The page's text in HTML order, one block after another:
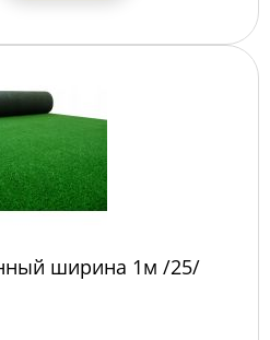
ширина 1м /25/